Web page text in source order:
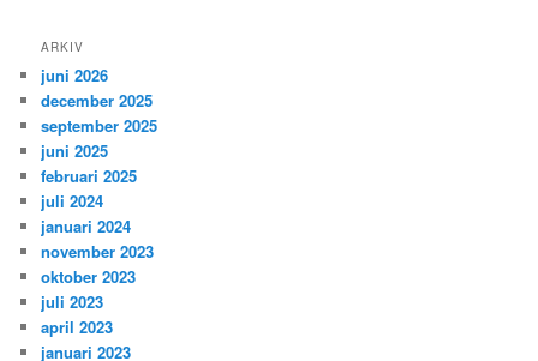
ARKIV
juni 2026
december 2025
september 2025
juni 2025
februari 2025
juli 2024
januari 2024
november 2023
oktober 2023
juli 2023
april 2023
januari 2023